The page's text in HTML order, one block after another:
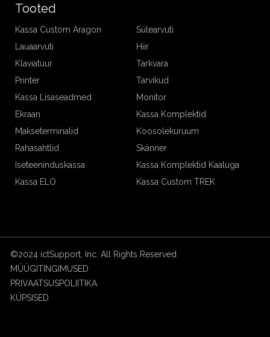
Tooted
Kassa Custom Aragon
Sülearvuti
Lauaarvuti
Hiir
Klaviatuur
Tarkvara
Printer
Tarvikud
Kassa Lisaseadmed
Monitor
Ekraan
Kassa Komplektid
Makseterminalid
Koosolekuruum
Rahasahtlid
Skänner
Iseteeninduskassa
Kassa Komplektid Kaaluga
Kassa ELO
Kassa Custom TREK
©2024 ictSupport, Inc. All Rights Reserved
MÜÜGITINGIMUSED
PRIVAATSUSPOLIITIKA
KÜPSISED